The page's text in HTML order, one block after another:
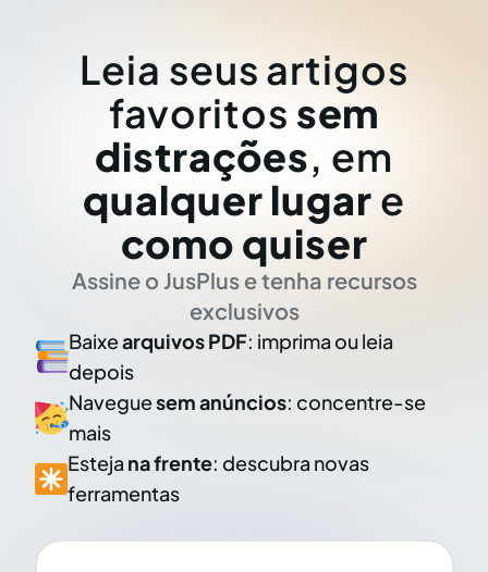
Leia seus artigos
favoritos sem
distrações, em
qualquer lugar e
como quiser
Assine o JusPlus e tenha recursos
exclusivos
Baixearquivos PDF: imprima ou leia
depois
Naveguesem anúncios: concentre-se
mais
Esteja na frente: descubra novas
ferramentas